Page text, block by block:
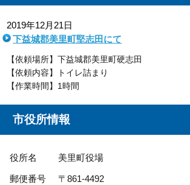
2019年12月21日
下益城郡美里町堅志田にて
【依頼場所】下益城郡美里町硬志田
【依頼内容】トイレ詰まり
【作業時間】1時間
市役所情報
役所名 美里町役場
郵便番号 〒861-4492